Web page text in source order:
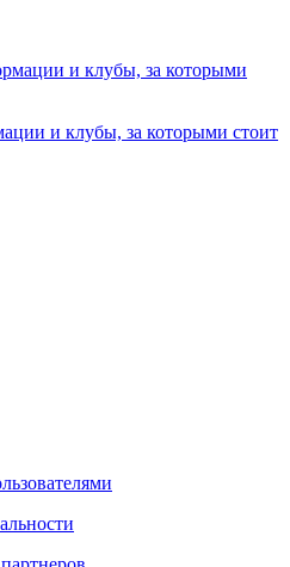
и клубы, за которыми стоит